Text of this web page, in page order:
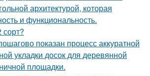
архитектурой, которая
и функциональность.
сорт?
показан процесс аккуратной
укладки досок для деревянной
площадки.